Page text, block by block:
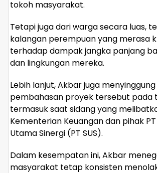
tokoh masyarakat.
Tetapi juga dari warga secara luas,
kalangan perempuan yang merasa
terhadap dampak jangka panjang
dan lingkungan mereka.
Lebih lanjut, Akbar juga
pembahasan proyek tersebut pada
termasuk saat sidang yang
Kementerian Keuangan dan pihak
Utama Sinergi (PT SUS).
Dalam kesempatan ini, Akbar
masyarakat tetap konsisten